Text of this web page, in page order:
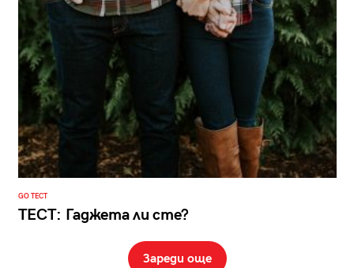
GO ТЕСТ
ТЕСТ: Гаджета ли сте?
Зареди още